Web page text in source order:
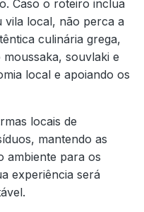
Caso o roteiro inclua
vila local, não perca a
culinária grega,
souvlaki e
local e apoiando os
locais de
mantendo as
ambiente para os
experiência será